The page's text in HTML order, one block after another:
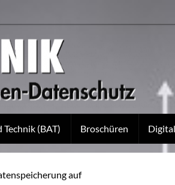
(BAT) Broschüren
auf